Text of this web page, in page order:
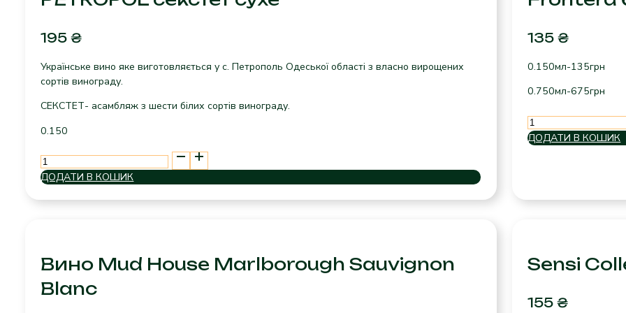
195₴
Українське вино яке виготовляється у с. Петрополь Одеської області з власно вирощених
сортів винограду.
СЕКСТЕТ- асамбляж з шести білих сортів винограду.
0.150
PETROPOL
секстет
ДОДАТИ В КОШИК
135₴
0.150мл-135грн
0.750мл-675грн
Frontera
біле
ДОДАТИ В КОШИК
Вино Mud House Marlborough Sauvignon
Blanc
Sensi
155₴